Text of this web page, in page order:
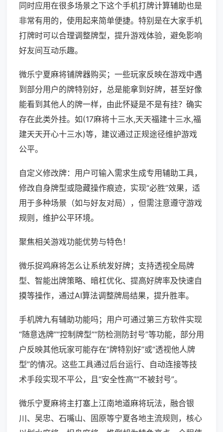
同时应用在很多场景之下这个手机打牌计算辅助也是
非常有用的，使用起来简单便捷。特别是在大家手机
打牌时可以合理调整牌型，提升游戏体验，避免影响
好友间互动乐趣。
微乐宁夏麻将铺牌器购买；一些玩家反映在游戏中遇
到部分用户的牌特别好，总是能拿到好牌，甚至好像
能看到其他人的牌一样，由此怀疑是不是有挂？确实
存在此类外挂。如(17麻将十三水,天天福建十三水,福
建天天开心十三水)等，建议通过正规途径维护游戏
公平。
自定义修改牌：用户可输入需求生成专用辅助工具，
修改自身牌型或隐藏操作痕迹，实现“必胜”效果，适
用于多种场景（如与好友对局），但需注意遵守游戏
规则，维护公平环境。
聚焦相关游戏功能优势与特色！
微乐捉鸡麻将怎么让系统发好牌；支持透视全局牌
型、智能出牌策略、暗杠优化、提高好牌率及快速自
摸等操作，通过AI算法调整牌局结果，提升胜率。
手机牌九有辅助功能吗；用户可通过第三方软件实现
“随意选牌”“控制牌型”“防检测防封号”等功能，部分用
户反映其他玩家可能存在“牌特别好”或“透视他人牌
型”的情况。这些工具通过后台运行、自动连接等技
术手段实现不平公，且“安全性高”“不被封号”。
微乐宁夏麻将主打塞上江南地道麻将玩法，融合银
川、吴忠、石嘴山、固原等宁夏各地主流规则，核心